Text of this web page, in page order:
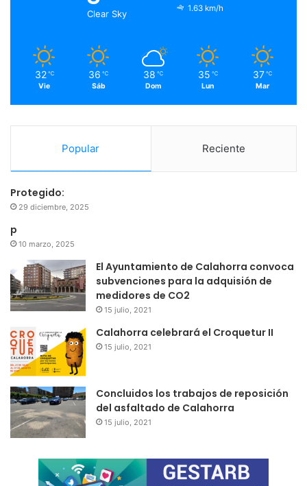
o
e
r
m
Clear Sky
1.63 km/h
32 ℃
Vie
36 ℃
Sáb
38 ℃
Dom
35 ℃
Lun
37 ℃
Mar
Popular Reciente
Protegido:
29 diciembre, 2025
p
10 marzo, 2025
El Ayuntamiento de Calahorra convoca
subvenciones para la adquisión de
medidores de CO2
15 julio, 2021
Calahorra celebrará el Croquetur II
15 julio, 2021
Concluidos los trabajos de reposición
del asfaltado de Calahorra
15 julio, 2021